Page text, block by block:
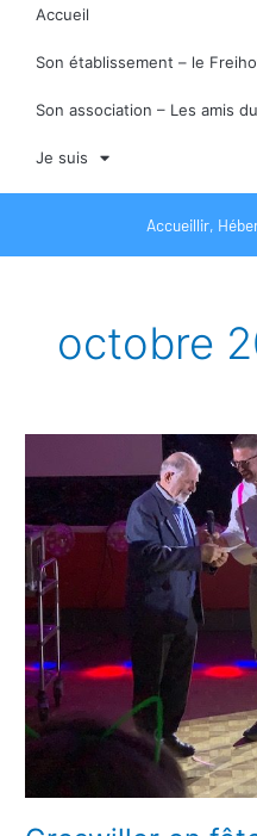
Accueil
Son établissement – le
Son association – Les amis
Je suis
Accueillir,
octobre
en
remet
un
chèque
à
la
Fondation